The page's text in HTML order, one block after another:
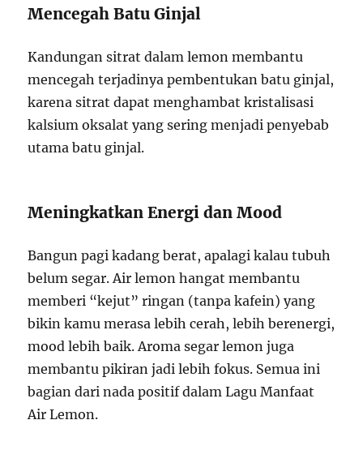
Mencegah Batu Ginjal
Kandungan sitrat dalam lemon membantu
mencegah terjadinya pembentukan batu ginjal,
karena sitrat dapat menghambat kristalisasi
kalsium oksalat yang sering menjadi penyebab
utama batu ginjal.
Meningkatkan Energi dan Mood
Bangun pagi kadang berat, apalagi kalau tubuh
belum segar. Air lemon hangat membantu
memberi “kejut” ringan (tanpa kafein) yang
bikin kamu merasa lebih cerah, lebih berenergi,
mood lebih baik. Aroma segar lemon juga
membantu pikiran jadi lebih fokus. Semua ini
bagian dari nada positif dalam Lagu Manfaat
Air Lemon.